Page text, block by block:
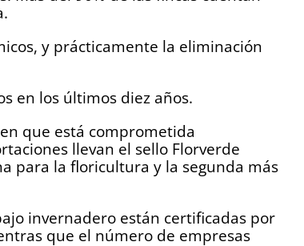
y prácticamente la eliminación
en los últimos diez años.
que está comprometida
llevan el sello Florverde
para la floricultura y la segunda más
invernadero están certificadas por
que el número de empresas